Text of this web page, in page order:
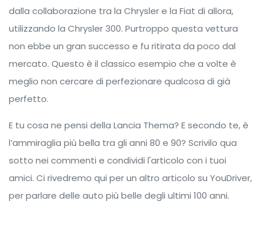
dalla collaborazione tra la Chrysler e la Fiat di allora,
utilizzando la Chrysler 300. Purtroppo questa vettura
non ebbe un gran successo e fu ritirata da poco dal
mercato. Questo è il classico esempio che a volte è
meglio non cercare di perfezionare qualcosa di già
perfetto.
E tu cosa ne pensi della Lancia Thema? E secondo te, è
l’ammiraglia più bella tra gli anni 80 e 90? Scrivilo qua
sotto nei commenti e condividi l'articolo con i tuoi
amici. Ci rivedremo qui per un altro articolo su YouDriver,
per parlare delle auto più belle degli ultimi 100 anni.